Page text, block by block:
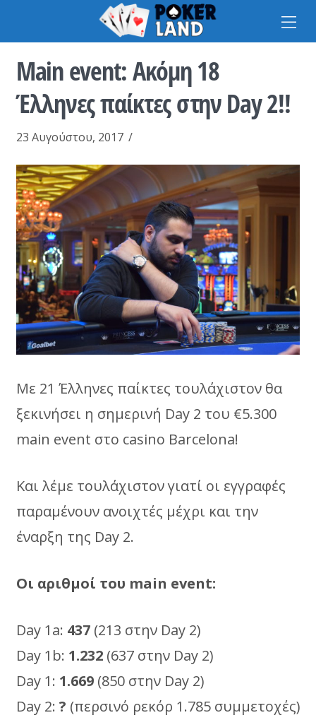
Main event: Ακόμη 18
Έλληνες παίκτες στην Day 2!!
23 Αυγούστου, 2017
Με 21 Έλληνες παίκτες τουλάχιστον θα
ξεκινήσει η σημερινή Day 2 του €5.300
main event στο casino Barcelona!
Και λέμε τουλάχιστον γιατί οι εγγραφές
παραμένουν ανοιχτές μέχρι και την
έναρξη της Day 2.
Οι αριθμοί του main event:
Day 1a: 437(213 στην Day 2)
Day 1b: 1.232(637 στην Day 2)
Day 1: 1.669(850 στην Day 2)
Day 2: ? (περσινό ρεκόρ 1.785 συμμετοχές)